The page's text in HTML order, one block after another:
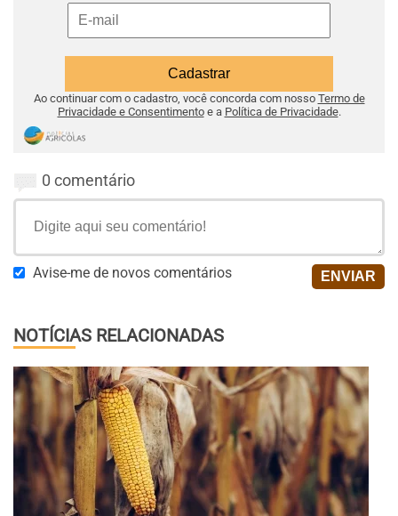
Ao continuar com o cadastro, você concorda com nosso Termo de
Privacidade e Consentimentoe a Política de Privacidade.
0 comentário
Avise-me de novos comentários
NOTÍCIAS RELACIONADAS